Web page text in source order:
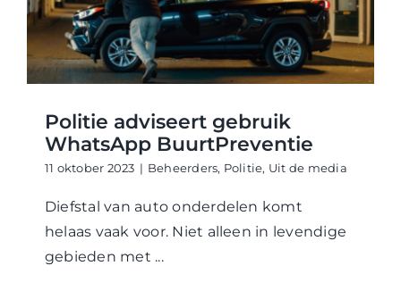
WABP Shop
Contact
Politie adviseert gebruik
WhatsApp BuurtPreventie
11 oktober 2023 | Beheerders, Politie, Uit de media
Diefstal van auto onderdelen komt
helaas vaak voor. Niet alleen in levendige
gebieden met ...